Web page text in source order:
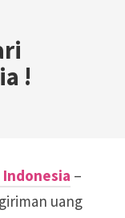
!
Indonesia –
uang